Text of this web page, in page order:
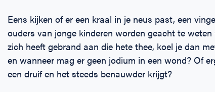
Eens kijken of er een kraal in je neus past, een
ouders van jonge kinderen worden geacht te
zich heeft gebrand aan die hete thee, koel je dan
en wanneer mag er geen jodium in een wond? Of
een druif en het steeds benauwder krijgt?